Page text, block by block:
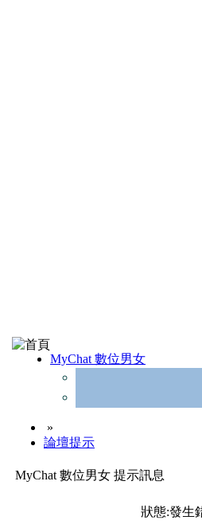
MyChat 數位男女
»
論壇提示
MyChat 數位男女 提示訊息
狀態:發生